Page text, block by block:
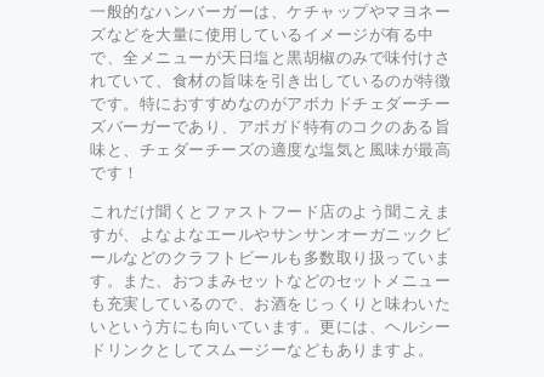
一般的なハンバーガーは、ケチャップやマヨネー
ズなどを大量に使用しているイメージが有る中
で、全メニューが天日塩と黒胡椒のみで味付けさ
れていて、食材の旨味を引き出しているのが特徴
です。特におすすめなのがアボカドチェダーチー
ズバーガーであり、アボガド特有のコクのある旨
味と、チェダーチーズの適度な塩気と風味が最高
です！
これだけ聞くとファストフード店のよう聞こえま
すが、よなよなエールやサンサンオーガニックビ
ールなどのクラフトビールも多数取り扱っていま
す。また、おつまみセットなどのセットメニュー
も充実しているので、お酒をじっくりと味わいた
いという方にも向いています。更には、ヘルシー
ドリンクとしてスムージーなどもありますよ。